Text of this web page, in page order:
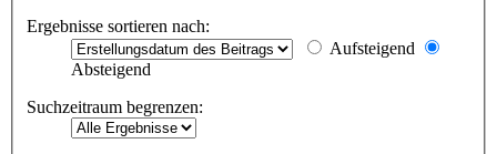
Ergebnisse sortieren nach:
Aufsteigend
Absteigend
Suchzeitraum begrenzen: